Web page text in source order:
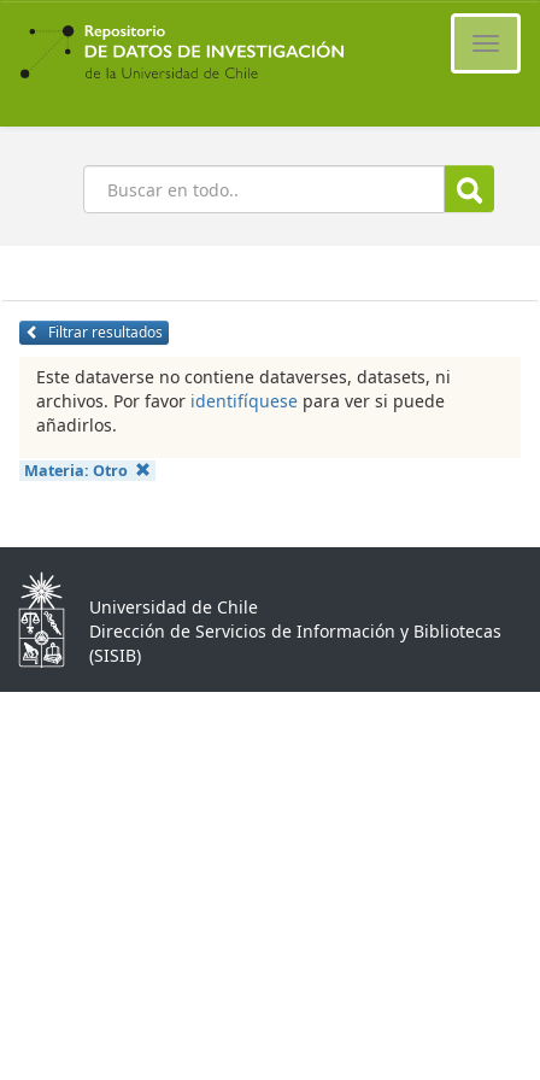
Ir
contenido
principal
Buscar
Filtrar resultados
Este dataverse no contiene dataverses, datasets, ni
archivos. Por favor identifíquese para ver si puede
añadirlos.
Materia: Otro
Universidad de Chile
Dirección de Servicios de Información y Bibliotecas
(SISIB)